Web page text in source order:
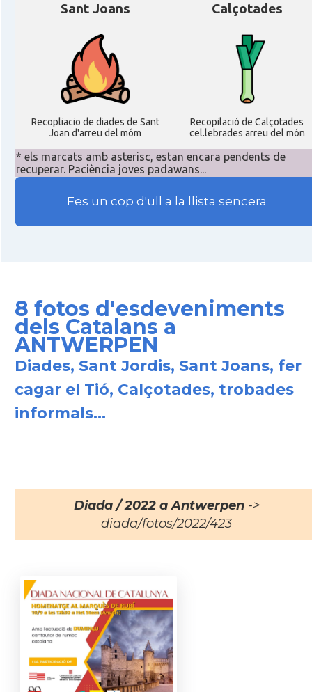
Sant Joans
Recopliacio de diades de Sant
Joan d'arreu del móm
Calçotades
Recopilació de Calçotades
cel.lebrades arreu del món
* els marcats amb asterisc, estan encara pendents de
recuperar. Paciència joves padawans...
Fes un cop d'ull a la llista sencera
8 fotos d'esdeveniments
dels Catalans a
ANTWERPEN
Diades, Sant Jordis, Sant Joans, fer
cagar el Tió, Calçotades, trobades
informals...
Diada / 2022 a Antwerpen->
diada/fotos/2022/423